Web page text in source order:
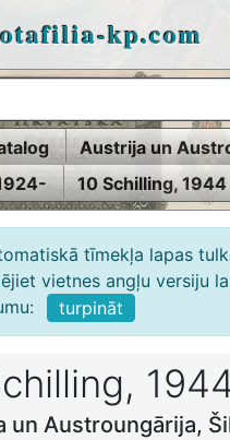
kp.com
Austrija un
10 Schilling, 1944
tīmekļa lapas
vietnes angļu versiju
turpināt
un Austroungārija,